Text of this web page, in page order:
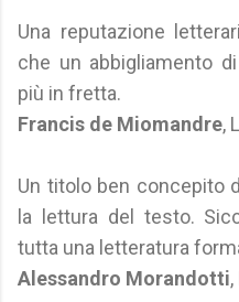
Una reputazione
che un abbigliamento
più in fretta.
Francis de Miomandre,
Un titolo ben concepito
la lettura del testo.
tutta una letteratura
Alessandro Morandotti